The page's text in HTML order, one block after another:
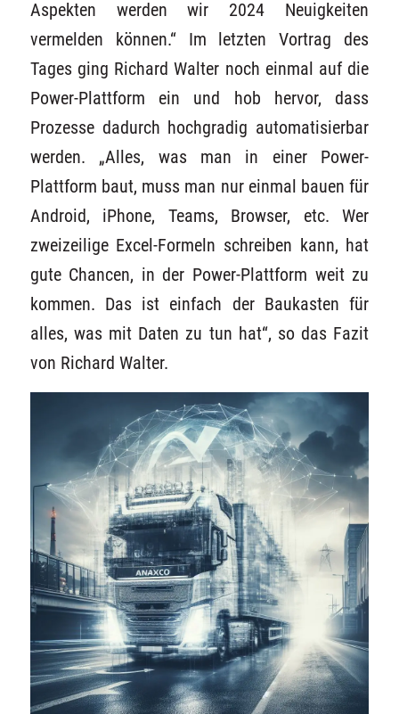
Aspekten werden wir 2024 Neuigkeiten
vermelden können.“ Im letzten Vortrag des
Tages ging Richard Walter noch einmal auf die
Power-Plattform ein und hob hervor, dass
Prozesse dadurch hochgradig automatisierbar
werden. „Alles, was man in einer Power-
Plattform baut, muss man nur einmal bauen für
Android, iPhone, Teams, Browser, etc. Wer
zweizeilige Excel-Formeln schreiben kann, hat
gute Chancen, in der Power-Plattform weit zu
kommen. Das ist einfach der Baukasten für
alles, was mit Daten zu tun hat“, so das Fazit
von Richard Walter.